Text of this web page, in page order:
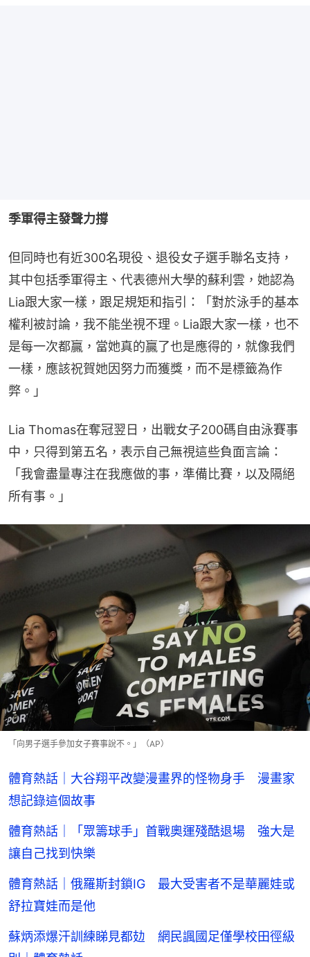
季軍得主發聲力撐
但同時也有近300名現役、退役女子選手聯名支持，
其中包括季軍得主、代表德州大學的蘇利雲，她認為
Lia跟大家一樣，跟足規矩和指引：「對於泳手的基本
權利被討論，我不能坐視不理。Lia跟大家一樣，也不
是每一次都贏，當她真的贏了也是應得的，就像我們
一樣，應該祝賀她因努力而獲獎，而不是標籤為作
弊。」
Lia Thomas在奪冠翌日，出戰女子200碼自由泳賽事
中，只得到第五名，表示自己無視這些負面言論：
「我會盡量專注在我應做的事，準備比賽，以及隔絕
所有事。」
「向男子選手參加女子賽事說不。」（AP）
體育熱話｜大谷翔平改變漫畫界的怪物身手 漫畫家
想記錄這個故事
體育熱話｜「眾籌球手」首戰奧運殘酷退場 強大是
讓自己找到快樂
體育熱話｜俄羅斯封鎖IG 最大受害者不是華麗娃或
舒拉寶娃而是他
蘇炳添爆汗訓練睇見都攰 網民諷國足僅學校田徑級